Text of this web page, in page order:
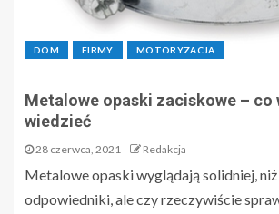
DOM FIRMY MOTORYZACJA
Metalowe opaski zaciskowe – co
wiedzieć
28 czerwca, 2021 Redakcja
Metalowe opaski wyglądają solidniej,
odpowiedniki, ale czy rzeczywiście